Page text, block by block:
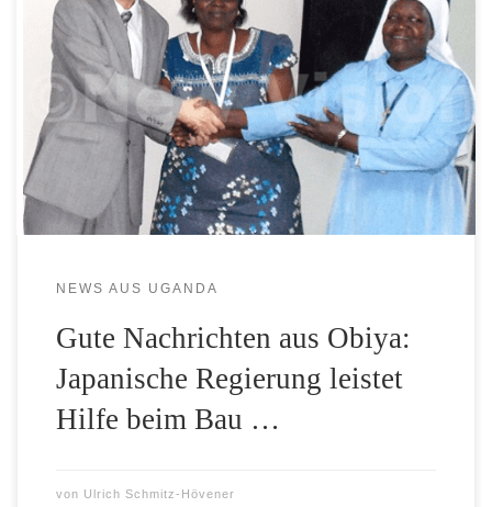
Der Botschafter Japans Junzo Fujita überbrachte
persönlich die gute Nachricht und informierte Gulu Chief
Administrative Officer Doroth Ajwang und Head Teacher
Obiya Primary School Sister Rosetta Lanyere, dass die
japanische Regierung nicht nur den im Bau befindlichen
Mädchenschlaftrakt fertig stellt, sondern auch ein zweites
Gebäude errichtet, so dass bereits […]
NEWS AUS UGANDA
Gute Nachrichten aus Obiya:
Japanische Regierung leistet
Hilfe beim Bau …
von Ulrich Schmitz-Hövener